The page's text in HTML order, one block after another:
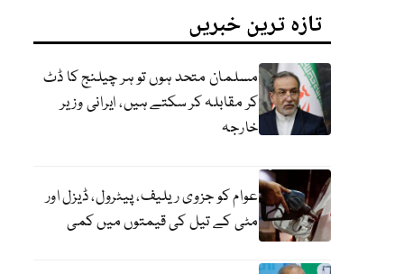
تازہ ترین خبریں
مسلمان متحد ہوں تو ہر چیلنج کا ڈٹ
کر مقابلہ کر سکتے ہیں، ایرانی وزیر
خارجہ
عوام کو جزوی ریلیف، پیٹرول، ڈیزل اور
مٹی کے تیل کی قیمتوں میں کمی